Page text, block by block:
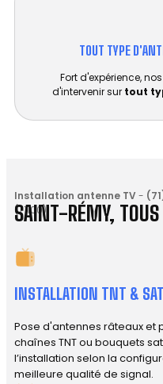
TOUT TYPE
Fort d'expérience,
d'intervenir sur tout
Installation antenne TV-
(71100)
SAINT-RÉMY,
INSTALLATION TNT &
Pose d'antennes râteaux
chaînes TNT ou bouquets
l’installation selon la
meilleure qualité de signal.